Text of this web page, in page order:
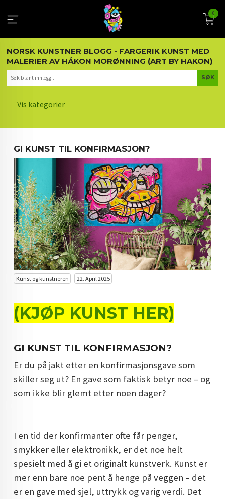
innholdet
0
NORSK KUNSTNER BLOGG - FARGERIK KUNST MED
MALERIER AV HÅKON MORØNNING (ART BY HAKON)
Vis kategorier
KUNST OG KUNSTNEREN
MALERIER BLOGG
ARTIKLER OM KUNST
INTERIØR OG KUNST
KUNST INVESTERING
KUNSTSTILER
FARGETEORI
POP ART
KUNST
KUNSTNER BLOGG - EN KUNSTNERS DAGBOK
NORSK KUNST
DOPAMIN DECOR NORGE
DOPAMIN DECOR NORGE
GI KUNST TIL KONFIRMASJON?
Kunst og kunstneren 22. April 2025
(KJØP KUNST HER)
GI KUNST TIL KONFIRMASJON?
Er du på jakt etter en konfirmasjonsgave som
skiller seg ut? En gave som faktisk betyr noe – og
som ikke blir glemt etter noen dager?
I en tid der konfirmanter ofte får penger,
smykker eller elektronikk, er det noe helt
spesielt med å gi et originalt kunstverk. Kunst er
mer enn bare noe pent å henge på veggen – det
er en gave med sjel, uttrykk og varig verdi. Det